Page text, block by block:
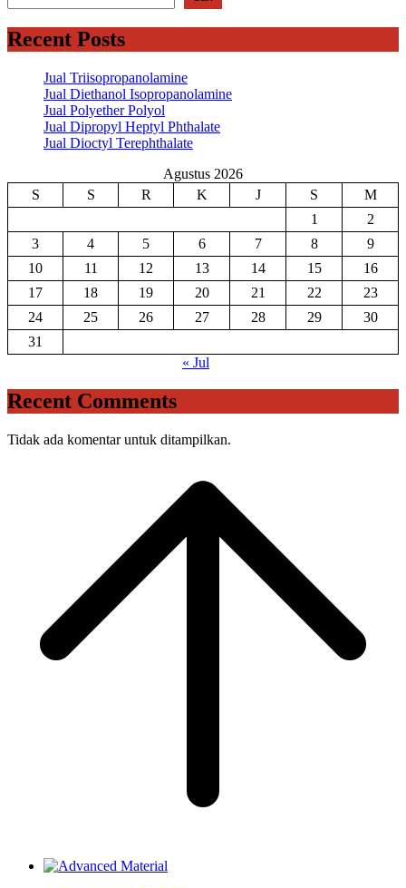
Recent Posts
Jual Triisopropanolamine
Jual Diethanol Isopropanolamine
Jual Polyether Polyol
Jual Dipropyl Heptyl Phthalate
Jual Dioctyl Terephthalate
Agustus 2026
S
S R K J S
M
1
2
3
4 5 6 7 8
9
10
11 12 13 14 15
16
17
18 19 20 21 22
23
24
25 26 27 28 29
30
31
« Jul
Recent Comments
Tidak ada komentar untuk ditampilkan.